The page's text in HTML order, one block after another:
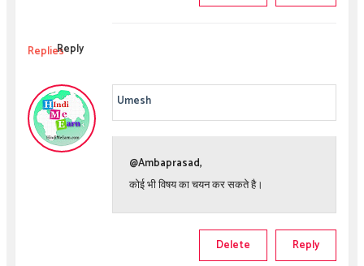
RepliesReply
Umesh
@Ambaprasad,
कोई भी विषय का चयन कर सकते है।
Reply
Delete